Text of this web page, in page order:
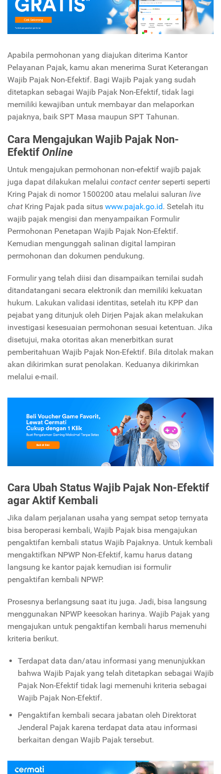
Apabila permohonan yang diajukan diterima Kantor
Pelayanan Pajak, kamu akan menerima Surat Keterangan
Wajib Pajak Non-Efektif. Bagi Wajib Pajak yang sudah
ditetapkan sebagai Wajib Pajak Non-Efektif, tidak lagi
memiliki kewajiban untuk membayar dan melaporkan
pajaknya, baik SPT Masa maupun SPT Tahunan.
Cara Mengajukan Wajib Pajak Non-
Efektif Online
Untuk mengajukan permohonan non-efektif wajib pajak
juga dapat dilakukan melalui contact center seperti seperti
Kring Pajak di nomor 1500200 atau melalui saluran live
chat Kring Pajak pada situs www.pajak.go.id. Setelah itu
wajib pajak mengisi dan menyampaikan Formulir
Permohonan Penetapan Wajib Pajak Non-Efektif.
Kemudian mengunggah salinan digital lampiran
permohonan dan dokumen pendukung.
Formulir yang telah diisi dan disampaikan ternilai sudah
ditandatangani secara elektronik dan memiliki kekuatan
hukum. Lakukan validasi identitas, setelah itu KPP dan
pejabat yang ditunjuk oleh Dirjen Pajak akan melakukan
investigasi kesesuaian permohonan sesuai ketentuan. Jika
disetujui, maka otoritas akan menerbitkan surat
pemberitahuan Wajib Pajak Non-Efektif. Bila ditolak makan
akan dikirimkan surat penolakan. Keduanya dikirimkan
melalui e-mail.
Cara Ubah Status Wajib Pajak Non-Efektif
agar Aktif Kembali
Jika dalam perjalanan usaha yang sempat setop ternyata
bisa beroperasi kembali, Wajib Pajak bisa mengajukan
pengaktifan kembali status Wajib Pajaknya. Untuk kembali
mengaktifkan NPWP Non-Efektif, kamu harus datang
langsung ke kantor pajak kemudian isi formulir
pengaktifan kembali NPWP.
Prosesnya berlangsung saat itu juga. Jadi, bisa langsung
menggunakan NPWP keesokan harinya. Wajib Pajak yang
mengajukan untuk pengaktifan kembali harus memenuhi
kriteria berikut.
Terdapat data dan/atau informasi yang menunjukkan
bahwa Wajib Pajak yang telah ditetapkan sebagai Wajib
Pajak Non-Efektif tidak lagi memenuhi kriteria sebagai
Wajib Pajak Non-Efektif.
Pengaktifan kembali secara jabatan oleh Direktorat
Jenderal Pajak karena terdapat data atau informasi
berkaitan dengan Wajib Pajak tersebut.